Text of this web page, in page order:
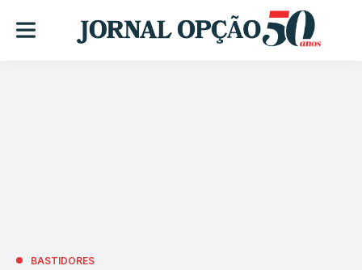
BASTIDORES